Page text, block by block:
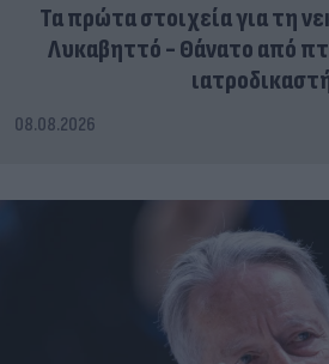
Τα πρώτα στοιχεία για τη
Λυκαβηττό - Θάνατο από
08.08.2026